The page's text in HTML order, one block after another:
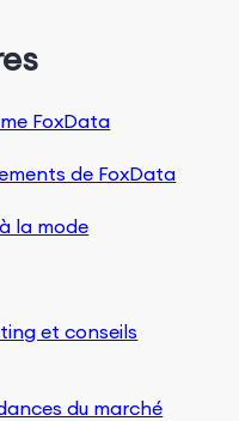
FoxData
de FoxData
la mode
et conseils
du marché